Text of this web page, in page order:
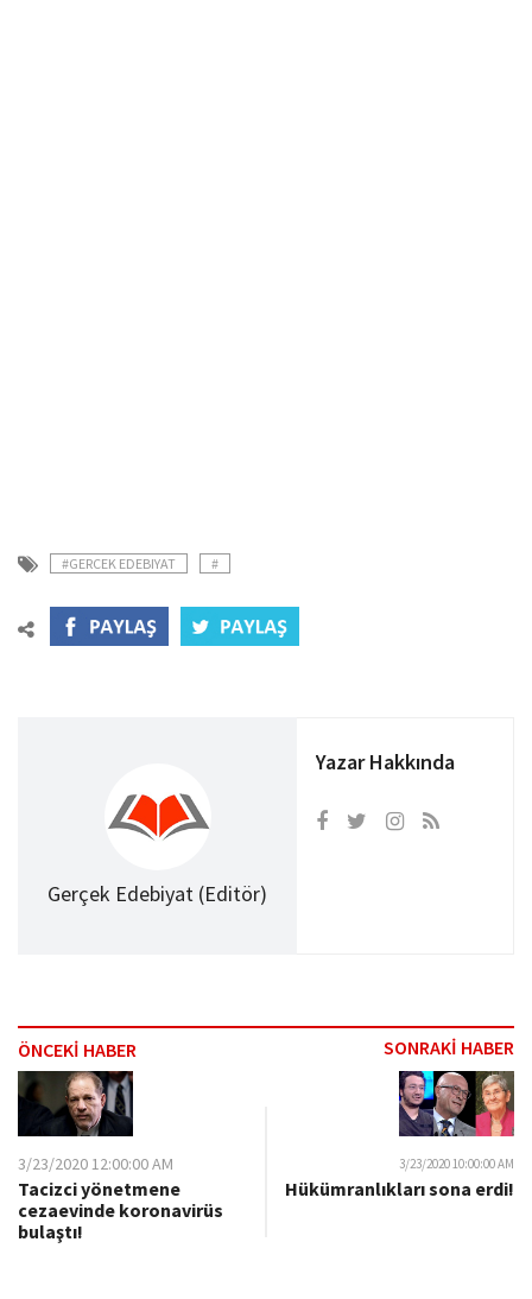
#GERCEK EDEBIYAT #
Gerçek Edebiyat (Editör)
Yazar Hakkında
ÖNCEKİ HABER SONRAKİ HABER
3/23/2020 12:00:00 AM
Tacizci yönetmene
cezaevinde koronavirüs
bulaştı!
3/23/2020 10:00:00 AM
Hükümranlıkları sona erdi!